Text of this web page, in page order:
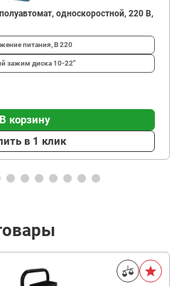
односкоростной, 220 В,
питания, В220
зажим диска10-22"
В корзину
в 1 клик